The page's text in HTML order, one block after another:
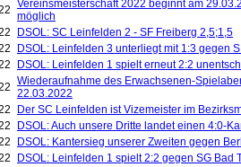
Vereinsmeisterschaft 2022 beginnt am
möglich
DSOL: SC Leinfelden 2 - SF Freiberg 2,5;1,5
DSOL: Leinfelden 3 unterliegt mit 1:3 gegen
DSOL: Leinfelden 1 spielt erneut 2:2
Wiederaufnahme des Erwachsenen-
22.03.2022
Der SC Leinfelden ist Vizemeister im
DSOL: Auch unsere Dritte landet einen 4:0-
DSOL: Kantersieg unserer Zweiten gegen
DSOL: Leinfelden 1 spielt 2:2 gegen SG Bad